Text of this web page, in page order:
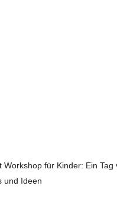
Workshop für Kinder: Ein Tag
und Ideen